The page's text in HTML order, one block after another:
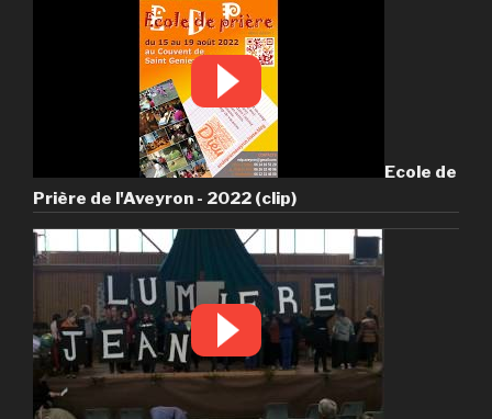
Ecole de
Prière de l'Aveyron - 2022 (clip)